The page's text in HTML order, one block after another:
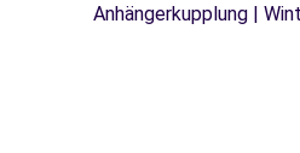
Anhängerkupplung |